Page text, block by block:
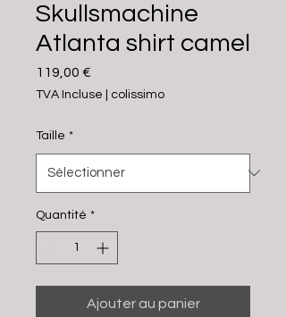
Skullsmachine
Atlanta shirt camel
119,00 €
TVA Incluse colissimo
Taille *
Quantité *
Ajouter au panier